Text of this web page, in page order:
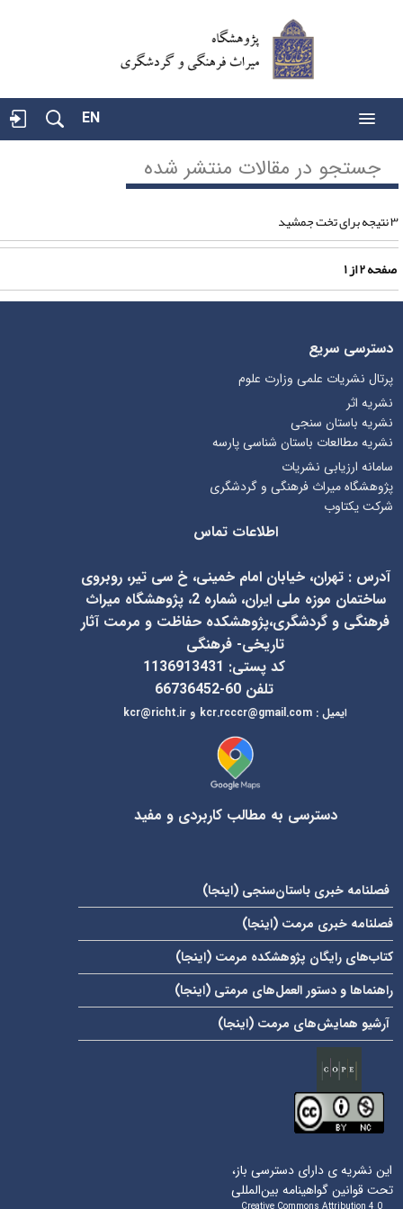
EN
جستجو در مقالات منتشر شده
۲از۱
دسترسی سریع
پرتال نشریات علمی وزارت علوم
نشریه اثر
نشریه باستان سنجی
نشریه مطالعات باستان شناسی پارسه
سامانه ارزیابی نشریات
پژوهشگاه میراث فرهنگی و گردشگری
شرکت یکتاوب
اطلاعات تماس
آدرس : تهران، خیابان امام خمینی، خ سی تیر، روبروی
ساختمان موزه ملی ایران، شماره 2، پژوهشگاه میراث
فرهنگی و گردشگری،پژوهشکده حفاظت و مرمت آثار
تاریخی- فرهنگی
کد پستی: 1136913431
تلفن 60-66736452
ایمیل:
kcr@richt.ir و kcr.rcccr@gmail.com
دسترسی به مطالب کاربردی و مفید
فصلنامه خبری باستان‌سنجی ( اینجا)
فصلنامه خبری مرمت ( اینجا)
کتاب‌های رایگان پژوهشکده مرمت ( اینجا)
راهنماها و دستور العمل‌های مرمتی ( اینجا)
آرشیو همایش‌های مرمت ( اینجا)
این نشریه ی دارای دسترسی باز،
تحت قوانین گواهینامه بین‌المللی